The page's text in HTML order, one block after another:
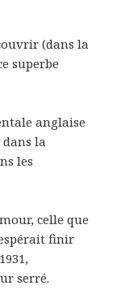
(dans la
superbe
anglaise
la
les
celle que
finir
serré.